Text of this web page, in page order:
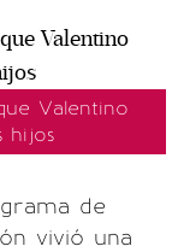
Valentino
hijos
de
vivió una